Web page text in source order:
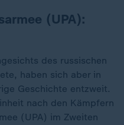
(UPA):
des russischen
haben sich aber in
Geschichte entzweit.
nach den Kämpfern
(UPA) im Zweiten